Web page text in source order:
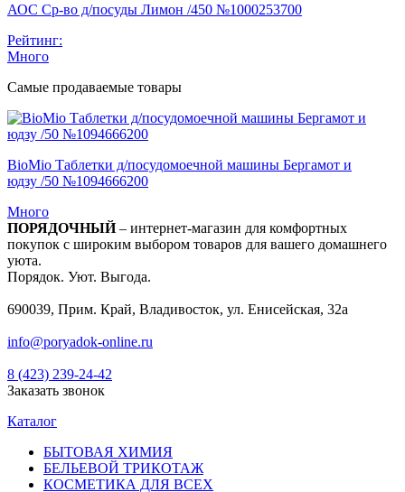
АОС Ср-во д/посуды Лимон /450 №1000253700
Рейтинг:
Много
Самые продаваемые товары
BioMio Таблетки д/посудомоечной машины Бергамот и
юдзу /50 №1094666200
Много
ПОРЯДОЧНЫЙ– интернет-магазин для комфортных
покупок с широким выбором товаров для вашего домашнего
уюта.
Порядок. Уют. Выгода.
690039, Прим. Край, Владивосток, ул. Енисейская, 32а
info@poryadok-online.ru
8 (423) 239-24-42
Заказать звонок
Каталог
БЫТОВАЯ ХИМИЯ
БЕЛЬЕВОЙ ТРИКОТАЖ
КОСМЕТИКА ДЛЯ ВСЕХ